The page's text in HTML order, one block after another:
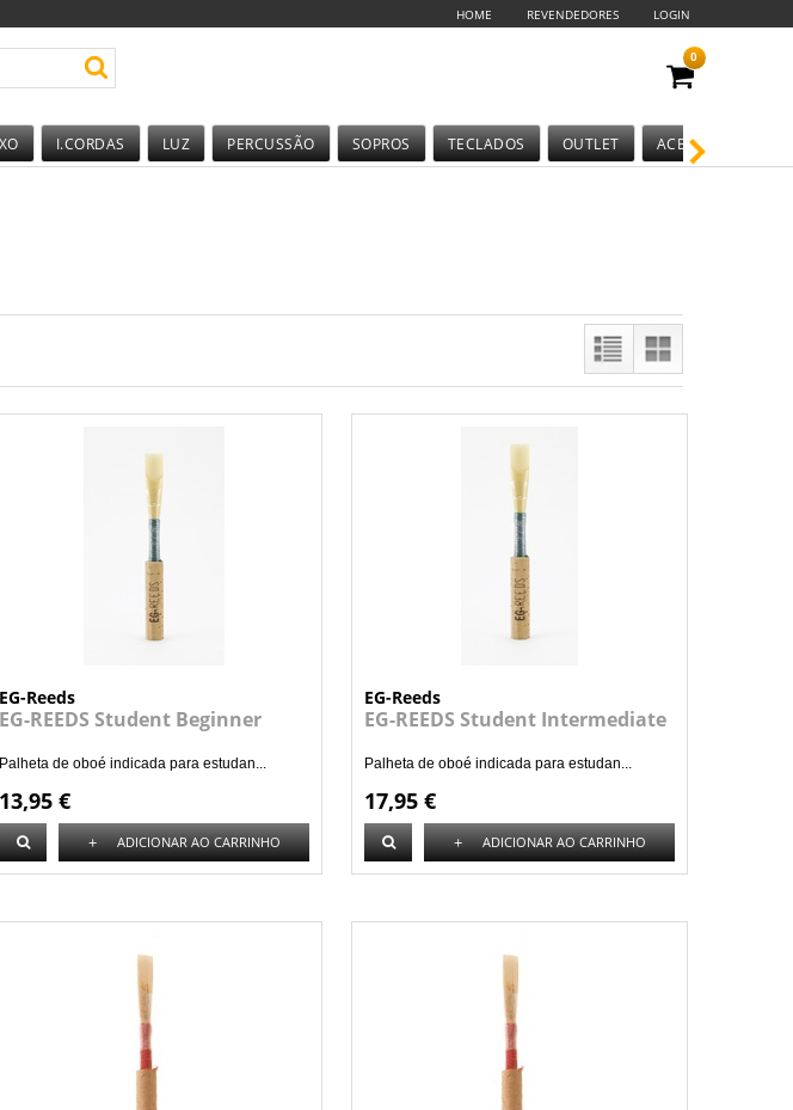
HOME REVENDEDORES LOGIN
0
I.CORDAS LUZ PERCUSSÃO SOPROS TECLADOS OUTLET ACESSÓRIOS
EG-Reeds
EG-REEDS Student Beginner
Palheta de oboé indicada para estudan...
13,95 €
+ ADICIONAR AO CARRINHO
EG-Reeds
EG-REEDS Student Intermediate
Palheta de oboé indicada para estudan...
17,95 €
+ ADICIONAR AO CARRINHO